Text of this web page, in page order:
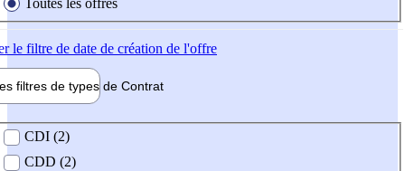
le filtre de date de création de l'offre
filtres de types de Contrat
contrat
CDI (2)
CDD (2)